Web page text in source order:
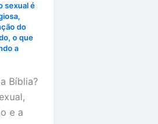
sexual é
,
do
, o que
a
Bíblia?
e a